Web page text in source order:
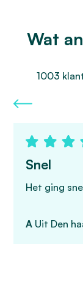
Wat
1003
Snel
Het ging
A Uit Den